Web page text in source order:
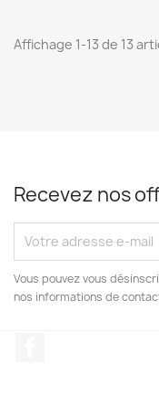
Affichage 1-13 de 13
Recevez nos
Vous pouvez vous
nos informations de